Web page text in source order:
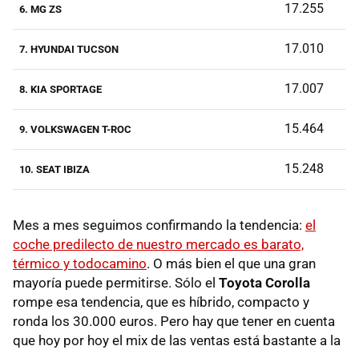
6. MG ZS 17.255
7. HYUNDAI TUCSON 17.010
8. KIA SPORTAGE 17.007
9. VOLKSWAGEN T-ROC 15.464
10. SEAT IBIZA 15.248
Mes a mes seguimos confirmando la tendencia: el
coche predilecto de nuestro mercado es barato,
térmico y todocamino. O más bien el que una gran
mayoría puede permitirse. Sólo el Toyota Corolla
rompe esa tendencia, que es híbrido, compacto y
ronda los 30.000 euros. Pero hay que tener en cuenta
que hoy por hoy el mix de las ventas está bastante a la